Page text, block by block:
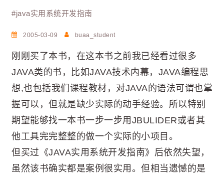
#java实用系统开发指南
2005-03-09 buaa_student
刚刚买了本书，在这本书之前我已经看过很多
JAVA类的书，比如JAVA技术内幕，JAVA编程思
想,也包括我们课程教材，对JAVA的语法可谓也掌
握可以，但就是缺少实际的动手经验。所以特别
期望能够找一本书一步一步用JBULIDER或者其
他工具完完整整的做一个实际的小项目。
但买过《JAVA实用系统开发指南》后依然失望，
虽然该书确实都是案例很实用。但相当遗憾的是